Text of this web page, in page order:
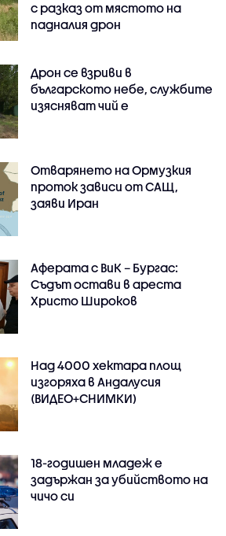
с разказ от мястото на
падналия дрон
Дрон се взриви в
българското небе, службите
изясняват чий е
Отварянето на Ормузкия
проток зависи от САЩ,
заяви Иран
Аферата с ВиК – Бургас:
Съдът остави в ареста
Христо Широков
Над 4000 хектара площ
изгоряха в Андалусия
(ВИДЕО+СНИМКИ)
18-годишен младеж е
задържан за убийството на
чичо си